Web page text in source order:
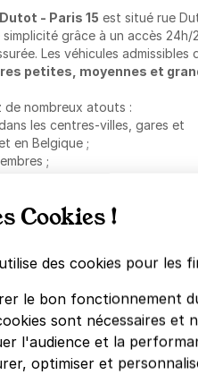
- Paris 15 est situé rue
grâce à un accès 24h/
Les véhicules admissibles
petites, moyennes et
de nombreux atouts :
les centres-villes, gares et
en Belgique ;
;
supplémentaire ;
grâce à l'application
:
cette offre. Cette formule vous
et de ne plus vous
dans le quartier !
?
Cookies !
des cookies pour les
le bon fonctionnement
sont nécessaires et
l'audience et la
optimiser et